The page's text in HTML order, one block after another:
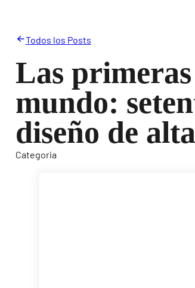
Todos los Posts
Las
mundo:
diseño de
Categoria